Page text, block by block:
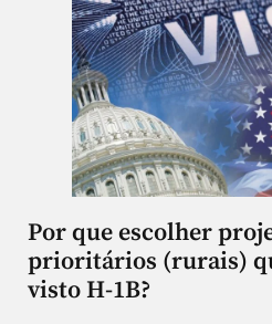
Por que escolher
prioritários (rurais)
visto H-1B?